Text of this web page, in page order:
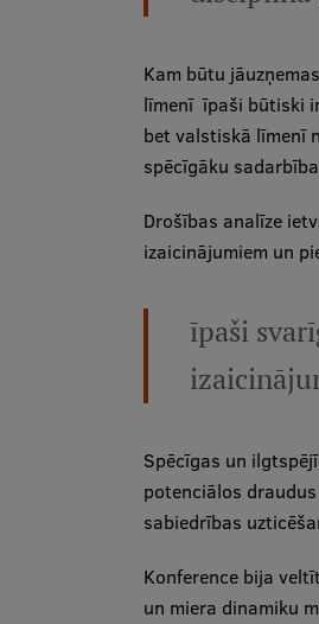
Kam būtu
līmenī īpaši būtiski
bet valstiskā līmenī
spēcīgāku
Drošības analīze
izaicinājumiem un
īpaši
Spēcīgas un
potenciālos
sabiedrības
Konference bija
un miera dinamiku